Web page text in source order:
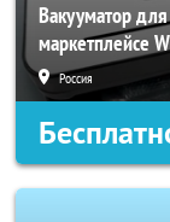
Вакууматор
маркетплейсе
Россия